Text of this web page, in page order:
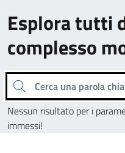
Esplora tutti
complesso
Cerca una parola chiave
Nessun risultato per i
immessi!